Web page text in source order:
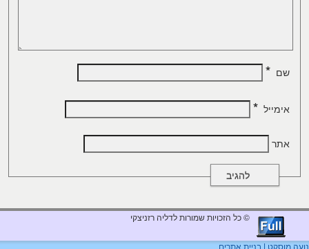
שם *
אימייל *
אתר
© כל הזכויות שמורות לדליה רזניצקי
נועה מוסקט | בניית אתרים